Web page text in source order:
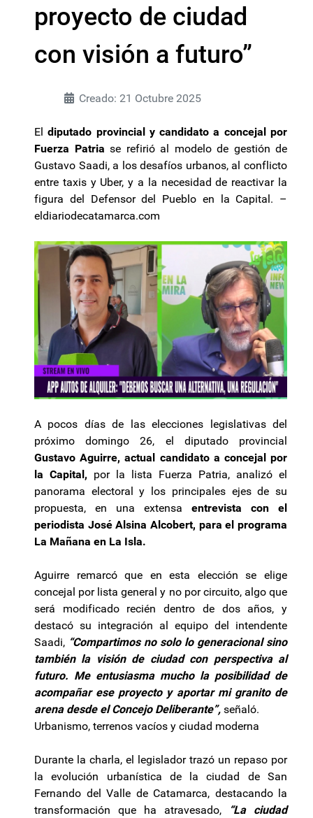
proyecto de ciudad
con visión a futuro”
Creado: 21 Octubre 2025
Eldiputado provincial y candidato a concejal por
Fuerza Patria se refirió al modelo de gestión de
Gustavo Saadi, a los desafíos urbanos, al conflicto
entre taxis y Uber, y a la necesidad de reactivar la
figura del Defensor del Pueblo en la Capital. –
eldiariodecatamarca.com
A pocos días de las elecciones legislativas del
próximo domingo 26, el diputado provincial
Gustavo Aguirre, actual candidato a concejal por
la Capital, por la lista Fuerza Patria, analizó el
panorama electoral y los principales ejes de su
propuesta, en una extensa entrevista con el
periodista José Alsina Alcobert, para el programa
La Mañana en La Isla.
Aguirre remarcó que en esta elección se elige
concejal por lista general y no por circuito, algo que
será modificado recién dentro de dos años, y
destacó su integración al equipo del intendente
Saadi, “Compartimos no solo lo generacional sino
también la visión de ciudad con perspectiva al
futuro. Me entusiasma mucho la posibilidad de
acompañar ese proyecto y aportar mi granito de
arena desde el Concejo Deliberante”, señaló.
Urbanismo, terrenos vacíos y ciudad moderna
Durante la charla, el legislador trazó un repaso por
la evolución urbanística de la ciudad de San
Fernando del Valle de Catamarca, destacando la
transformación que ha atravesado,
“La ciudad